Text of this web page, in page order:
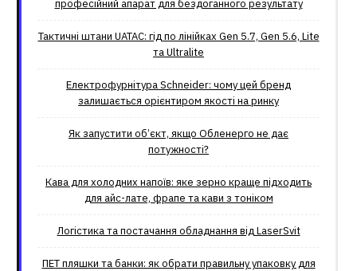
професійний апарат для бездоганного результату
Тактичні штани UATAC: гід по лінійках Gen 5.7, Gen 5.6, Lite
та Ultralite
Електрофурнітура Schneider: чому цей бренд
залишається орієнтиром якості на ринку
Як запустити об’єкт, якщо Обленерго не дає
потужності?
Кава для холодних напоїв: яке зерно краще підходить
для айс-лате, фрапе та кави з тоніком
Логістика та постачання обладнання від LaserSvit
ПЕТ пляшки та банки: як обрати правильну упаковку для